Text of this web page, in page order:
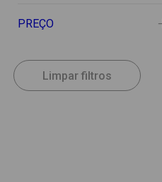
PREÇO
Limpar filtros